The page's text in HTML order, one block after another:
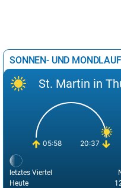
SONNEN- UND MONDLAUF
St. Martin in
05:58 20:37
letztes Viertel
Heute